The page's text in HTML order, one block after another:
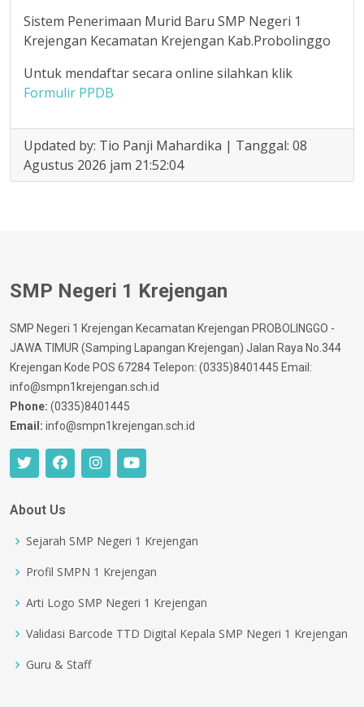
Sistem Penerimaan Murid Baru SMP Negeri 1
Krejengan Kecamatan Krejengan Kab.Probolinggo
Untuk mendaftar secara online silahkan klik
Formulir PPDB
Updated by: Tio Panji Mahardika | Tanggal: 08
Agustus 2026 jam 21:52:04
SMP Negeri 1 Krejengan
SMP Negeri 1 Krejengan Kecamatan Krejengan PROBOLINGGO -
JAWA TIMUR (Samping Lapangan Krejengan) Jalan Raya No.344
Krejengan Kode POS 67284 Telepon: (0335)8401445 Email:
info@smpn1krejengan.sch.id
Phone: (0335)8401445
Email: info@smpn1krejengan.sch.id
About Us
Sejarah SMP Negeri 1 Krejengan
Profil SMPN 1 Krejengan
Arti Logo SMP Negeri 1 Krejengan
Validasi Barcode TTD Digital Kepala SMP Negeri 1 Krejengan
Guru & Staff